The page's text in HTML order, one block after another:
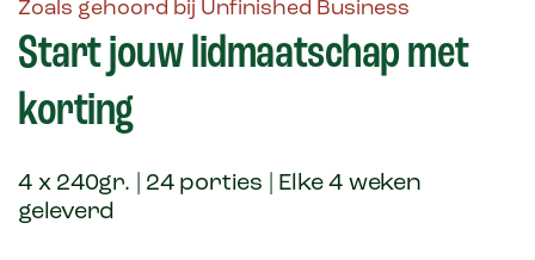
Zoals gehoord bij Unfinished Business
Start jouw lidmaatschap met
korting
4 x 240gr. | 24 porties | Elke 4 weken
geleverd